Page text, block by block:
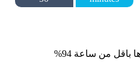
باقل من ساعة 94%